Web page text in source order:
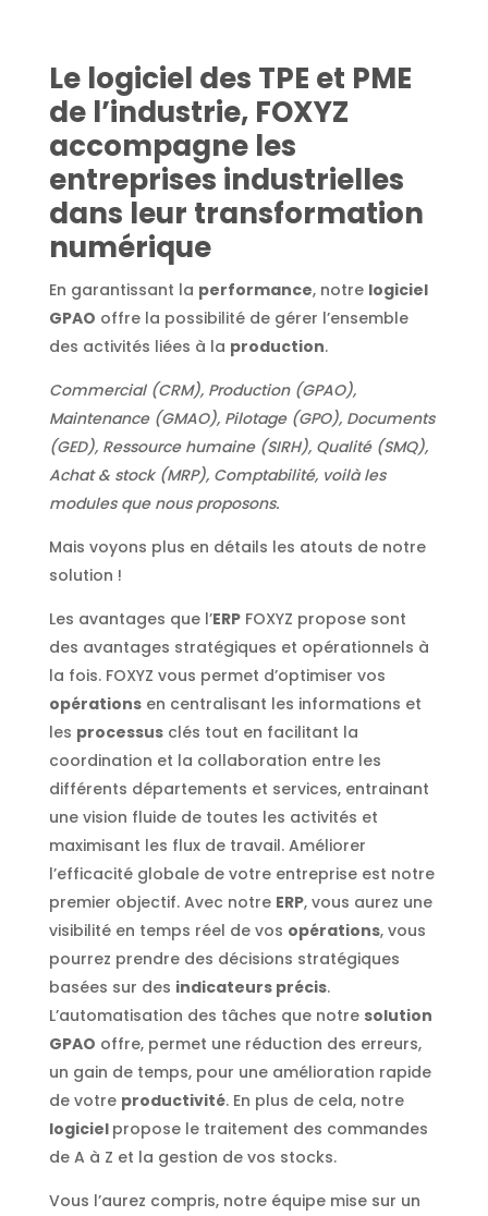
Le logiciel des TPE et PME
de l’industrie, FOXYZ
accompagne les
entreprises industrielles
dans leur transformation
numérique
En garantissant la performance, notre logiciel
GPAO offre la possibilité de gérer l’ensemble
des activités liées à la production.
Commercial (CRM), Production (GPAO),
Maintenance (GMAO), Pilotage (GPO), Documents
(GED), Ressource humaine (SIRH), Qualité (SMQ),
Achat & stock (MRP), Comptabilité, voilà les
modules que nous proposons.
Mais voyons plus en détails les atouts de notre
solution !
Les avantages que l’ERPFOXYZ propose sont
des avantages stratégiques et opérationnels à
la fois. FOXYZ vous permet d’optimiser vos
opérationsen centralisant les informations et
les processusclés tout en facilitant la
coordination et la collaboration entre les
différents départements et services, entrainant
une vision fluide de toutes les activités et
maximisant les flux de travail. Améliorer
l’efficacité globale de votre entreprise est notre
premier objectif. Avec notre ERP, vous aurez une
visibilité en temps réel de vos opérations, vous
pourrez prendre des décisions stratégiques
basées sur des indicateurs précis.
L’automatisation des tâches que notre solution
GPAO offre, permet une réduction des erreurs,
un gain de temps, pour une amélioration rapide
de votre productivité. En plus de cela, notre
logiciel propose le traitement des commandes
de A à Z et la gestion de vos stocks.
Vous l’aurez compris, notre équipe mise sur un